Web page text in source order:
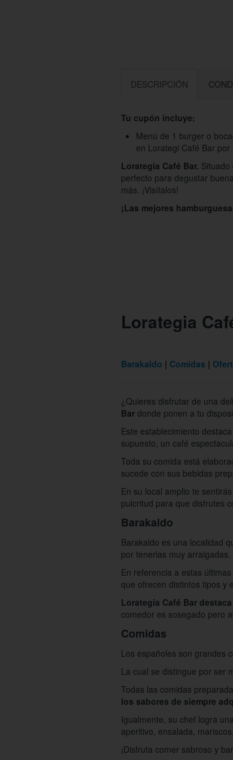
DESCRIPCIÓN
Tu cupón incluye:
Menú de 1 burger o
en Lorategi Café Bar
Lorategia Café Bar.
perfecto para degustar
más. ¡Visítalos!
¡Las mejores
Lorategia
Barakaldo
Comidas
¿Quieres disfrutar de una
Bar donde ponen a tu
Este establecimiento
supuesto, un café
Toda su comida está
sucede con sus bebidas
En su local amplio te
pulcritud para que disfrutes
Barakaldo
Barakaldo es una localidad
por tenerlas muy arraigadas.
En referencia a estas
que ofrecen distintos tipos y
Lorategia Café Bar
comedor es sosegado pero
Comidas
Los españoles son grandes
La cual se distingue por ser
Todas las comidas
los sabores de siempre
Igualmente, su chef logra
aperitivo, ensalada,
¡Disfruta comer sabroso y